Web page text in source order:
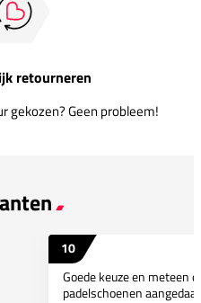
retourneren
gekozen? Geen probleem!
10
Goede keuze en meteen
padelschoenen